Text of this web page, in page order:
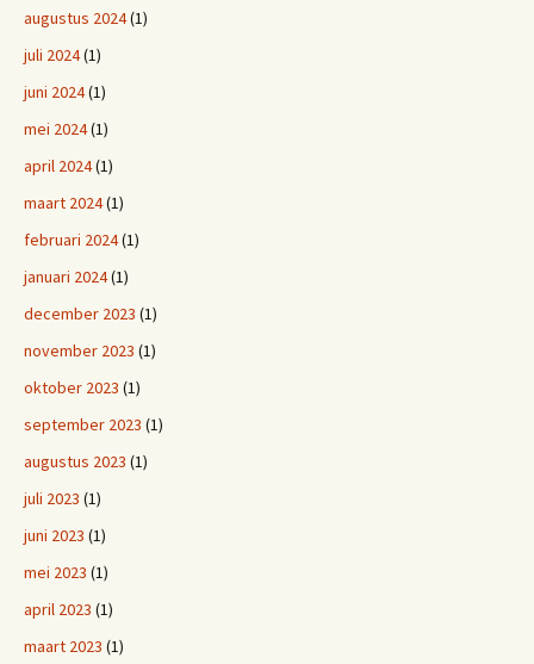
augustus 2024(1)
juli 2024(1)
juni 2024(1)
mei 2024(1)
april 2024(1)
maart 2024(1)
februari 2024(1)
januari 2024(1)
december 2023 (1)
november 2023 (1)
oktober 2023 (1)
september 2023 (1)
augustus 2023 (1)
juli 2023 (1)
juni 2023 (1)
mei 2023 (1)
april 2023 (1)
maart 2023 (1)